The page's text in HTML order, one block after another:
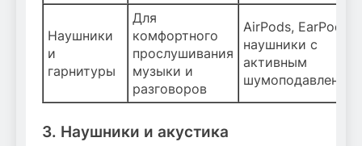
Наушники
и
гарнитуры
Для
комфортного
прослушивания
музыки и
разговоров
AirPods, EarPods,
наушники с
активным
3. Наушники и акустика